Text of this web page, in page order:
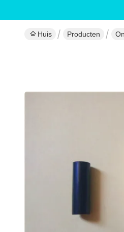
Huis Producten